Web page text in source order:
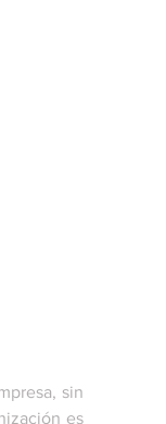
sin
es